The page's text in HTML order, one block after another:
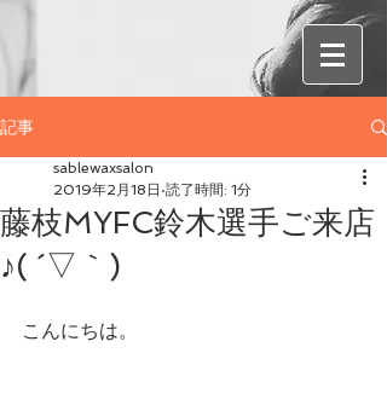
記事
藤枝MYFC鈴木選手ご来店
♪( ´▽｀)
sablewaxsalon
2019年2月18日 読了時間: 1分
こんにちは。